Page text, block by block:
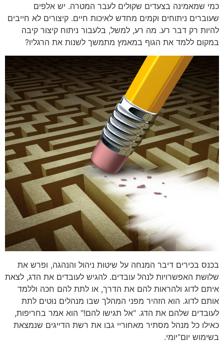
כמי שמאמינה בצעדים שקולים לעבר המטרה. יש אלפים
שעוברים ניתוחים וקמים מחדש לאיכות חיים. קיצורים לא חייבים
להיות רק דבר רע. מה רע, למשל, בלעבור ניתוח קיצור קיבה
במקום ללמד את הגוף במאמץ מתמשך לשנות את הרגליו?
בכנס בכירים דיבר המנחה על שיטות ניהול והנהגה, ופרש את
שלושת האפשרויות לנהל עובדים. להגיש לעובדים את הדג, לצאת
איתם לדוג ולהראות להם את הדרך, או לתת להם חכה וללמד
אותם לדוג. הוא הזהיר מפני המהלך שבו מנהלים נוטים לתת
לעובדים שלהם את הדג. "אל תגישו להם!" הוא אמר בחריפות,
כאילו כל מנהל מסתיר מאחוריי גבו את רשת הדייגים שנמצאת
בשימוש יום־יומי.